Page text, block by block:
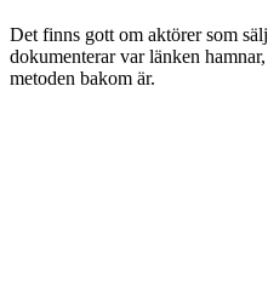
Det finns gott om aktörer som
dokumenterar var länken
metoden bakom är.